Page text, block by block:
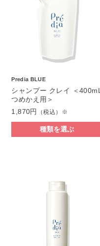
Predia BLUE
シャンプー クレイ ＜400mL
つめかえ用＞
1,870円
（税込）※
種類を選ぶ